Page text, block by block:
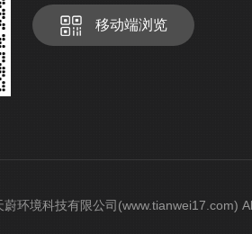
移动端浏览
环境科技有限公司(www.tianwei17.com)